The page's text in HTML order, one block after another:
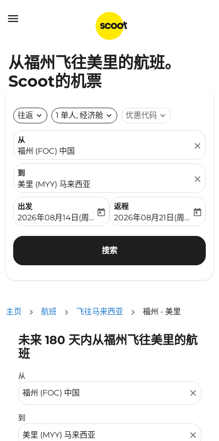

从福州飞往美里的航班。
Scoot的机票
往返 expand_more 1 单人, 经济舱 expand_more 优惠代码 expand_more
从
福州 (FOC) 中国
close
到
美里 (MYY) 马来西亚
close
出发
fc-booking-departure-date-aria-label
2026年08月14日(周五)
today
返程
fc-booking-return-date-
2026年08月21日(周五)
today
搜索
主页 航班 飞往马来西亚 福州 - 美里
未来 180 天内从福州飞往美里的航
班
从
close
到
close
没有符合您的筛选条件的机票。请调整您的筛选条件。